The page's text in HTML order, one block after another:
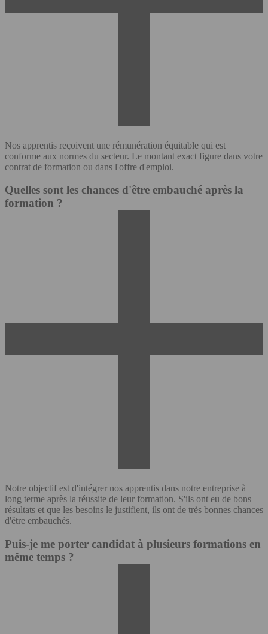
Nos apprentis reçoivent une rémunération équitable qui est
conforme aux normes du secteur. Le montant exact figure dans votre
contrat de formation ou dans l'offre d'emploi.
Quelles sont les chances d'être embauché après la
formation ?
Notre objectif est d'intégrer nos apprentis dans notre entreprise à
long terme après la réussite de leur formation. S'ils ont eu de bons
résultats et que les besoins le justifient, ils ont de très bonnes chances
d'être embauchés.
Puis-je me porter candidat à plusieurs formations en
même temps ?